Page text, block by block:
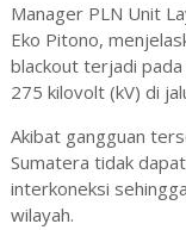
Manager PLN Unit
Eko Pitono,
blackout terjadi
275 kilovolt (kV) di
Akibat gangguan
Sumatera tidak
interkoneksi
wilayah.